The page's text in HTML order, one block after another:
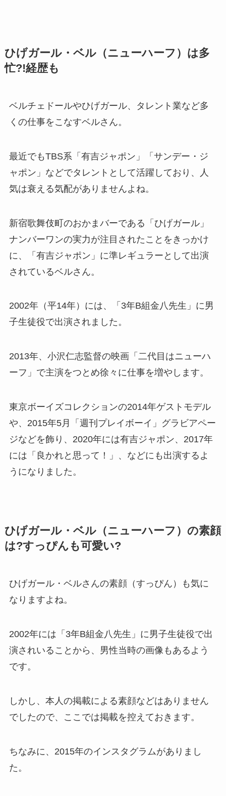
ひげガール・ベル（ニューハーフ）は多
忙?!経歴も
ベルチェドールやひげガール、タレント業など多
くの仕事をこなすベルさん。
最近でもTBS系「有吉ジャポン」「サンデー・ジ
ャポン」などでタレントとして活躍しており、人
気は衰える気配がありませんよね。
新宿歌舞伎町のおかまバーである「ひげガール」
ナンバーワンの実力が注目されたことをきっかけ
に、「有吉ジャポン」に準レギュラーとして出演
されているベルさん。
2002年（平14年）には、「3年B組金八先生」に男
子生徒役で出演されました。
2013年、小沢仁志監督の映画「二代目はニューハ
ーフ」で主演をつとめ徐々に仕事を増やします。
東京ボーイズコレクションの2014年ゲストモデル
や、2015年5月「週刊プレイボーイ」グラビアペー
ジなどを飾り、2020年には有吉ジャポン、2017年
には「良かれと思って！」、などにも出演するよ
うになりました。
ひげガール・ベル（ニューハーフ）の素顔
は?すっぴんも可愛い?
ひげガール・ベルさんの素顔（すっぴん）も気に
なりますよね。
2002年には「3年B組金八先生」に男子生徒役で出
演されいることから、男性当時の画像もあるよう
です。
しかし、本人の掲載による素顔などはありません
でしたので、ここでは掲載を控えておきます。
ちなみに、2015年のインスタグラムがありまし
た。